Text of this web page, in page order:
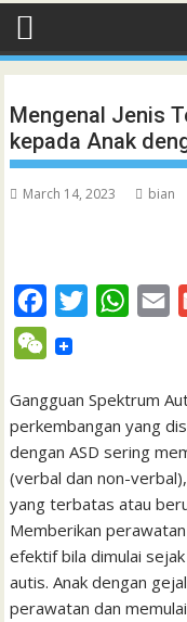
Mengenal Jenis
kepada Anak
March 14, 2023 bian
a
e
b
o
o
k
t
t
e
r
W
t
s
A
p
p
i
l
W
C
a
t
Gangguan Spektrum
perkembangan yang
dengan ASD sering
(verbal dan non-
yang terbatas atau
Memberikan
efektif bila dimulai
autis. Anak dengan
perawatan dan